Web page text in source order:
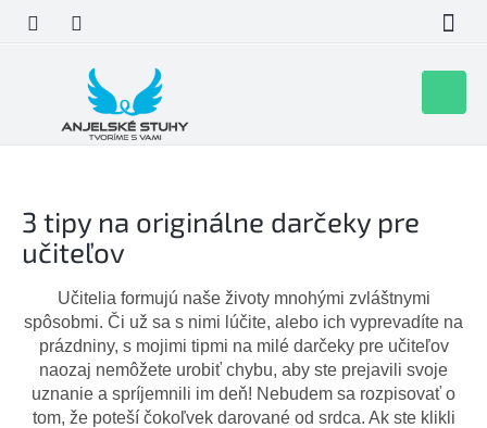
obsah
košík
3 tipy na originálne darčeky pre
učiteľov
Učitelia formujú naše životy mnohými zvláštnymi
spôsobmi. Či už sa s nimi lúčite, alebo ich vyprevadíte na
prázdniny, s mojimi tipmi na milé darčeky pre učiteľov
naozaj nemôžete urobiť chybu, aby ste prejavili svoje
uznanie a spríjemnili im deň! Nebudem sa rozpisovať o
tom, že poteší čokoľvek darované od srdca. Ak ste klikli